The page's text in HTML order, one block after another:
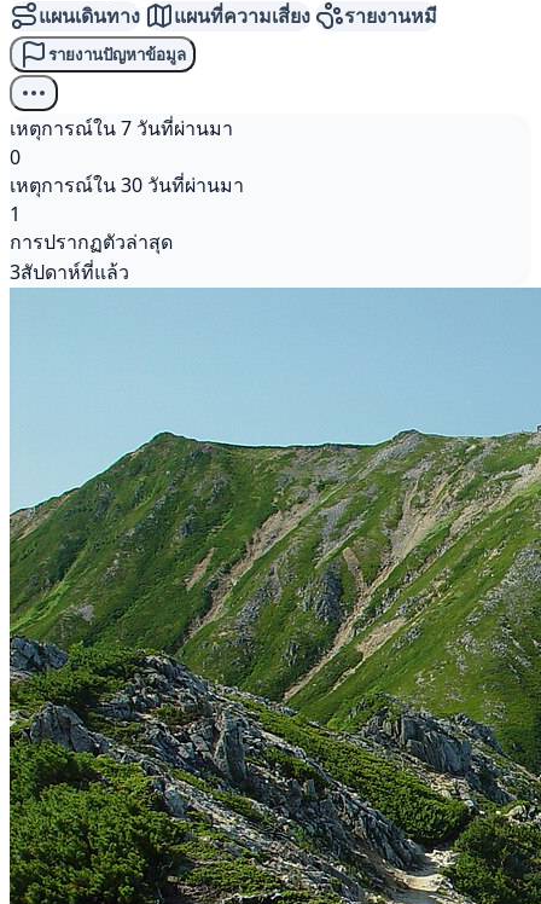
แผนเดินทาง แผนที่ความเสี่ยง รายงานหมี
รายงานปัญหาข้อมูล
เหตุการณ์ใน 7 วันที่ผ่านมา
0
เหตุการณ์ใน 30 วันที่ผ่านมา
1
การปรากฏตัวล่าสุด
3สัปดาห์ที่แล้ว